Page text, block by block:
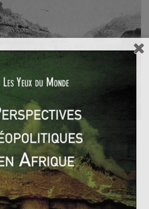
25 mai 2016 2 Comments
du Canal de Panama
du canal de Panama constitua un
à fin du XIXème siècle